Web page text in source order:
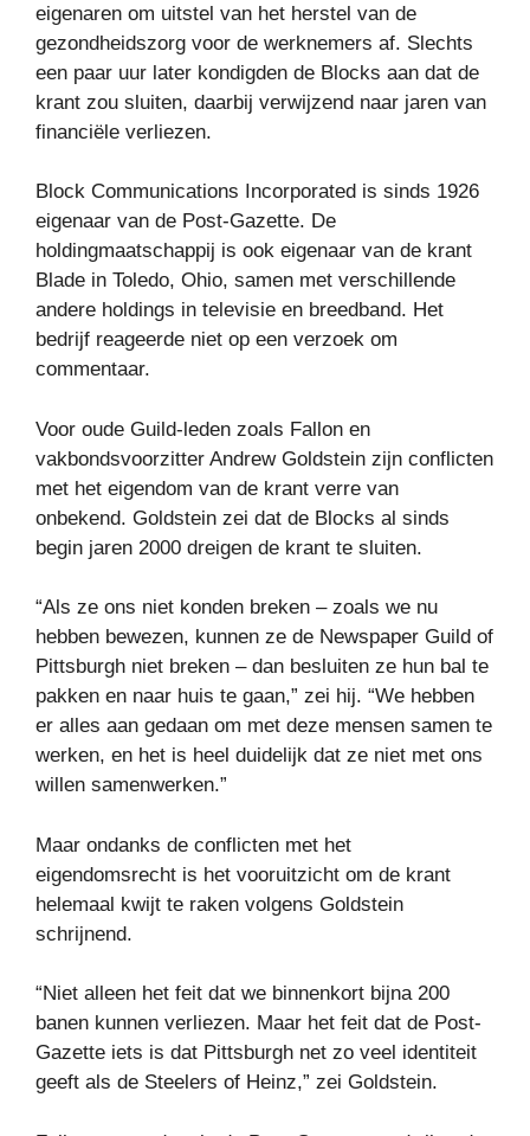
eigenaren om uitstel van het herstel van de
gezondheidszorg voor de werknemers af. Slechts
een paar uur later kondigden de Blocks aan dat de
krant zou sluiten, daarbij verwijzend naar jaren van
financiële verliezen.
Block Communications Incorporated is sinds 1926
eigenaar van de Post-Gazette. De
holdingmaatschappij is ook eigenaar van de krant
Blade in Toledo, Ohio, samen met verschillende
andere holdings in televisie en breedband. Het
bedrijf reageerde niet op een verzoek om
commentaar.
Voor oude Guild-leden zoals Fallon en
vakbondsvoorzitter Andrew Goldstein zijn conflicten
met het eigendom van de krant verre van
onbekend. Goldstein zei dat de Blocks al sinds
begin jaren 2000 dreigen de krant te sluiten.
“Als ze ons niet konden breken – zoals we nu
hebben bewezen, kunnen ze de Newspaper Guild of
Pittsburgh niet breken – dan besluiten ze hun bal te
pakken en naar huis te gaan,” zei hij. “We hebben
er alles aan gedaan om met deze mensen samen te
werken, en het is heel duidelijk dat ze niet met ons
willen samenwerken.”
Maar ondanks de conflicten met het
eigendomsrecht is het vooruitzicht om de krant
helemaal kwijt te raken volgens Goldstein
schrijnend.
“Niet alleen het feit dat we binnenkort bijna 200
banen kunnen verliezen. Maar het feit dat de Post-
Gazette iets is dat Pittsburgh net zo veel identiteit
geeft als de Steelers of Heinz,” zei Goldstein.